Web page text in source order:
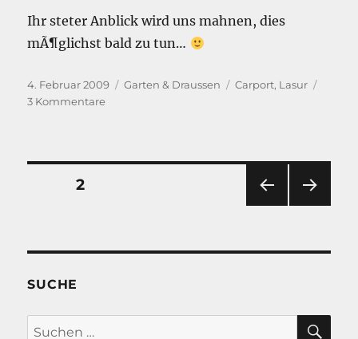
Ihr steter Anblick wird uns mahnen, dies
mÃ¶glichst bald zu tun…
Veröffentlicht
am
4. Februar 2009 Kategorien
Garten & Draussen Schlagwörter
Carport, Lasur
3 Kommentarezu
Seitennummerierung
Beiträge
SEIT
SEITE2
E
SUCHE
Suche